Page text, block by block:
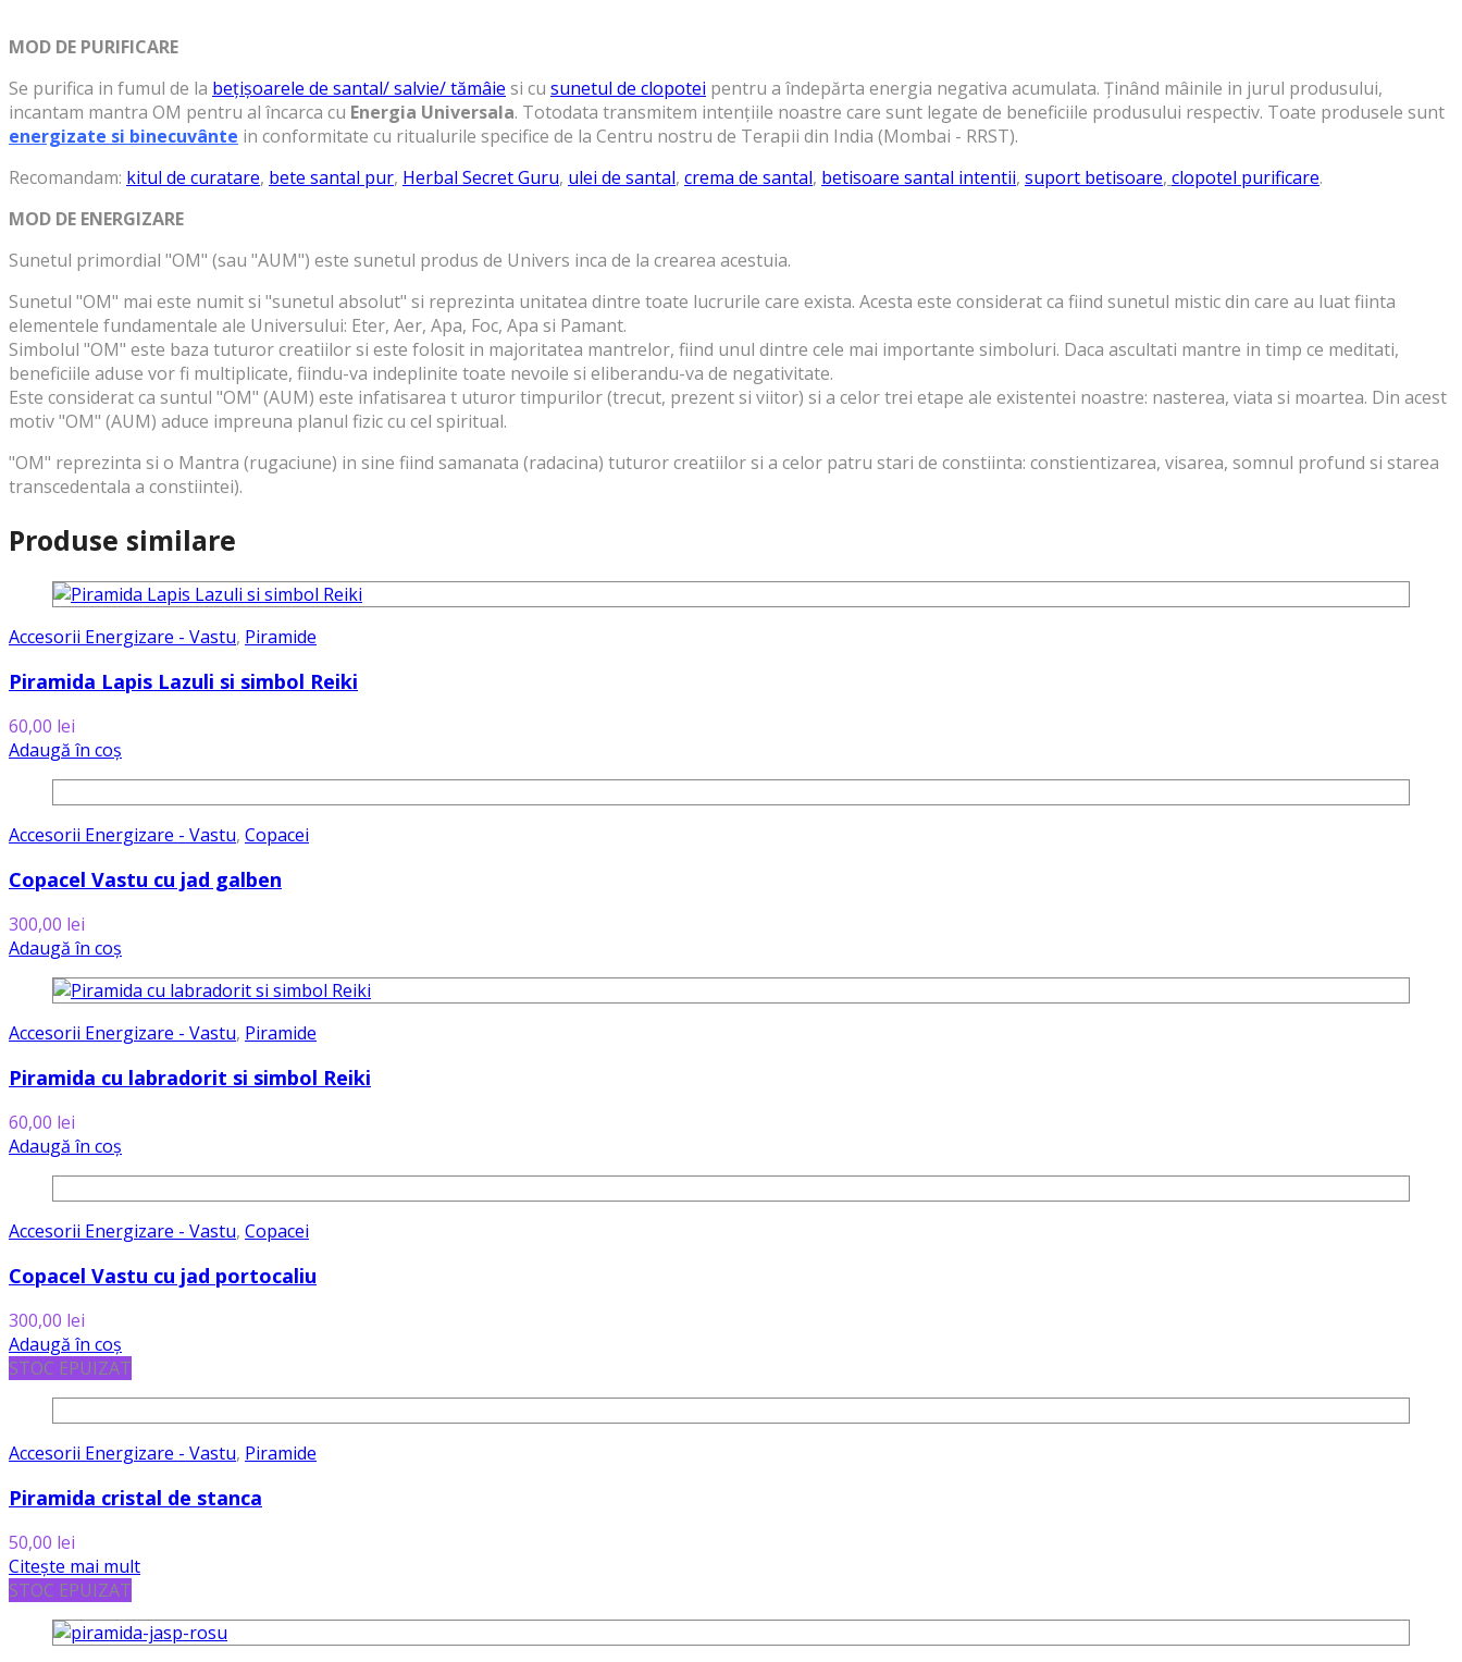
MOD DE PURIFICARE
Se purifica in fumul de la bețișoarele de santal/ salvie/ tămâie si cu sunetul de clopotei pentru a îndepărta energia negativa acumulata. Ținând mâinile in jurul produsului,
incantam mantra OM pentru al încarca cu Energia Universala. Totodata transmitem intențiile noastre care sunt legate de beneficiile produsului respectiv. Toate produsele sunt
energizate si binecuvânte in conformitate cu ritualurile specifice de la Centru nostru de Terapii din India (Mombai - RRST).
Recomandam: kitul de curatare, bete santal pur, Herbal Secret Guru, ulei de santal, crema de santal, betisoare santal intentii, suport betisoare, clopotel purificare.
MOD DE ENERGIZARE
Sunetul primordial "OM" (sau "AUM") este sunetul produs de Univers inca de la crearea acestuia.
Sunetul "OM" mai este numit si "sunetul absolut" si reprezinta unitatea dintre toate lucrurile care exista. Acesta este considerat ca fiind sunetul mistic din care au luat fiinta
elementele fundamentale ale Universului: Eter, Aer, Apa, Foc, Apa si Pamant.
Simbolul "OM" este baza tuturor creatiilor si este folosit in majoritatea mantrelor, fiind unul dintre cele mai importante simboluri. Daca ascultati mantre in timp ce meditati,
beneficiile aduse vor fi multiplicate, fiindu-va indeplinite toate nevoile si eliberandu-va de negativitate.
Este considerat ca suntul "OM" (AUM) este infatisarea t uturor timpurilor (trecut, prezent si viitor) si a celor trei etape ale existentei noastre: nasterea, viata si moartea. Din acest
motiv "OM" (AUM) aduce impreuna planul fizic cu cel spiritual.
"OM" reprezinta si o Mantra (rugaciune) in sine fiind samanata (radacina) tuturor creatiilor si a celor patru stari de constiinta: constientizarea, visarea, somnul profund si starea
transcedentala a constiintei).
Produse similare
Accesorii Energizare - Vastu, Piramide
Piramida Lapis Lazuli si simbol Reiki
60,00 lei
Adaugă în coș
Accesorii Energizare - Vastu, Copacei
Copacel Vastu cu jad galben
300,00 lei
Adaugă în coș
Accesorii Energizare - Vastu, Piramide
Piramida cu labradorit si simbol Reiki
60,00 lei
Adaugă în coș
Accesorii Energizare - Vastu, Copacei
Copacel Vastu cu jad portocaliu
300,00 lei
Adaugă în coș
STOC EPUIZAT
Accesorii Energizare - Vastu, Piramide
Piramida cristal de stanca
50,00 lei
Citește mai mult
STOC EPUIZAT